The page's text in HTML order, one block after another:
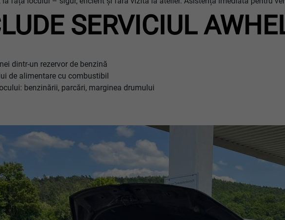
SERVICIUL
dintr-un rezervor de benzină
de alimentare cu combustibil
benzinării, parcări, marginea drumului